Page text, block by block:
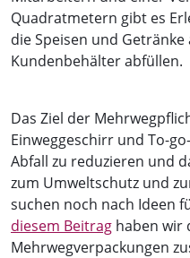
Quadratmetern gibt es
die Speisen und
Kundenbehälter abfüllen.
Das Ziel der
Einweggeschirr und To-
Abfall zu reduzieren und
zum Umweltschutz und
suchen noch nach Ideen
diesem Beitrag haben wir
Mehrwegverpackungen